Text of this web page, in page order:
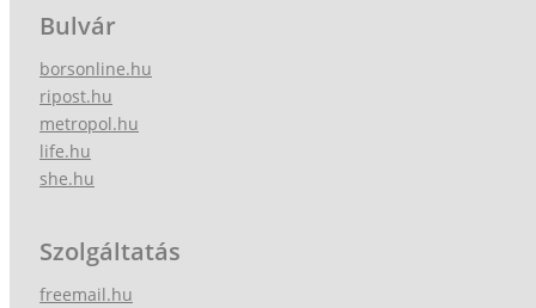
Bulvár
borsonline.hu
ripost.hu
metropol.hu
life.hu
she.hu
Szolgáltatás
freemail.hu